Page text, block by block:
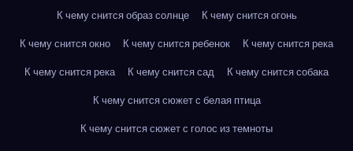
К чему снится образ солнце
К чему снится огонь
К чему снится окно
К чему снится ребенок
К чему снится река
К чему снится река
К чему снится сад
К чему снится собака
К чему снится сюжет с белая птица
К чему снится сюжет с голос из темноты